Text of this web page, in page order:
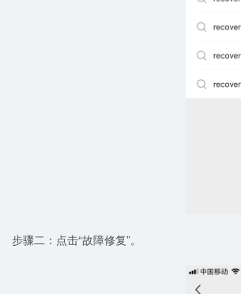
步骤二：点击“故障修复”。